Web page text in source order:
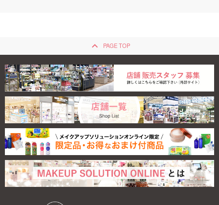
ログイン・新規会員登録
keyboard_arrow_up PAGE TOP